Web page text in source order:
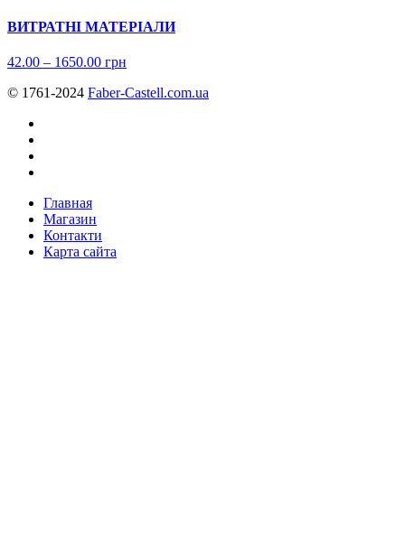
ВИТРАТНІ МАТЕРІАЛИ
42.00 – 1650.00 грн
© 1761-2024 Faber-Castell.com.ua
Главная
Магазин
Контакти
Карта сайта